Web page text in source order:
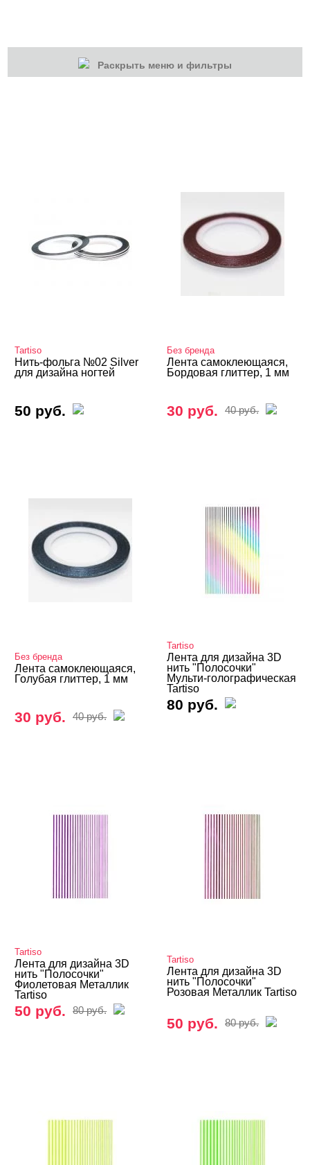
Раскрыть меню и фильтры
Втирка-спрей
Valentine's Day
Аэрография
Блестки/Песок/Мороженое и др
Декор для роскошного дизайна ногтей
Кабашоны для выкраски
Камифубуки NEW
Кашемир
Клей (гель) для фольги, страз, слайдеров
Кружево и паутинка
Ленточки в рулоне
Пигменты/Пигменты-Втирки
Поталь, Сусальное золото
Ракушки, шелл-декор
Слюда, пралине
Соты, конфетти, ромбики, миксы
Tartiso
Нить-фольга №02 Silver
для дизайна ногтей
50 руб.
Без бренда
Лента самоклеющаяся,
Бордовая глиттер, 1 мм
30 руб. 40 руб.
Без бренда
Лента самоклеющаяся,
Голубая глиттер, 1 мм
30 руб. 40 руб.
Tartiso
Лента для дизайна 3D
нить "Полосочки"
Мульти-голографическая
Tartiso
80 руб.
Tartiso
Лента для дизайна 3D
нить "Полосочки"
Фиолетовая Металлик
Tartiso
50 руб. 80 руб.
Tartiso
Лента для дизайна 3D
нить "Полосочки"
Розовая Металлик Tartiso
50 руб. 80 руб.